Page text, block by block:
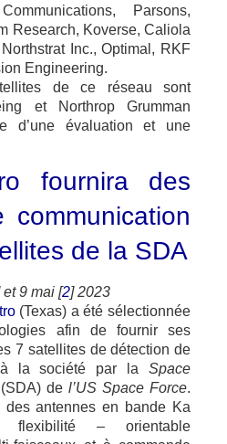
Parsons,
Research, Koverse, Caliola
Inc., Optimal, RKF
Engineering.
de ce réseau sont
et Northrop Grumman
d’une évaluation et une
fournira des
communication
de la SDA
et 9 mai [2] 2023
(Texas) a été sélectionnée
afin de fournir ses
7 satellites de détection de
à la société par la Space
de l’US Space Force.
des antennes en bande Ka
flexibilité – orientable